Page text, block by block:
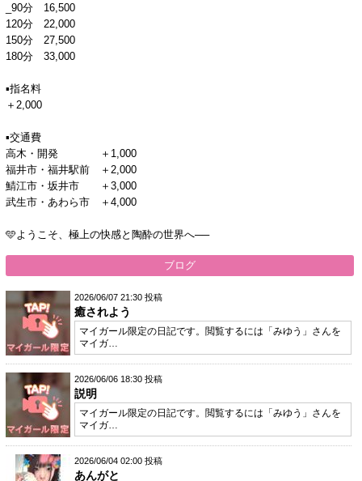
_90分 16,500
120分 22,000
150分 27,500
180分 33,000
▪指名料
＋2,000
▪交通費
高木・開発 ＋1,000
福井市・福井駅前 ＋2,000
鯖江市・坂井市 ＋3,000
武生市・あわら市 ＋4,000
🩵ようこそ、極上の快感と陶酔の世界へ──
ブログ
2026/06/07 21:30 投稿
癒されよう
マイガール限定の日記です。閲覧するには「みゆう」さんを
マイガ…
2026/06/06 18:30 投稿
説明
マイガール限定の日記です。閲覧するには「みゆう」さんを
マイガ…
2026/06/04 02:00 投稿
あんがと